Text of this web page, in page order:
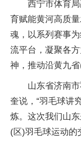
西宁市体育
育赋能黄河高质
魂，以系列赛事
流平台，凝聚各
神 ，推动沿黄九
山东省济南
奎说，“羽毛球讲
炼。这次我们山
(区)羽毛球运动的